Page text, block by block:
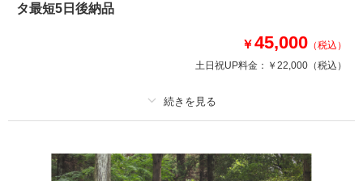
タ最短5日後納品
￥45,000 （税込）
土日祝UP料金： ￥22,000 （税込）
撮影料 新婦衣装1着 新郎衣装1着